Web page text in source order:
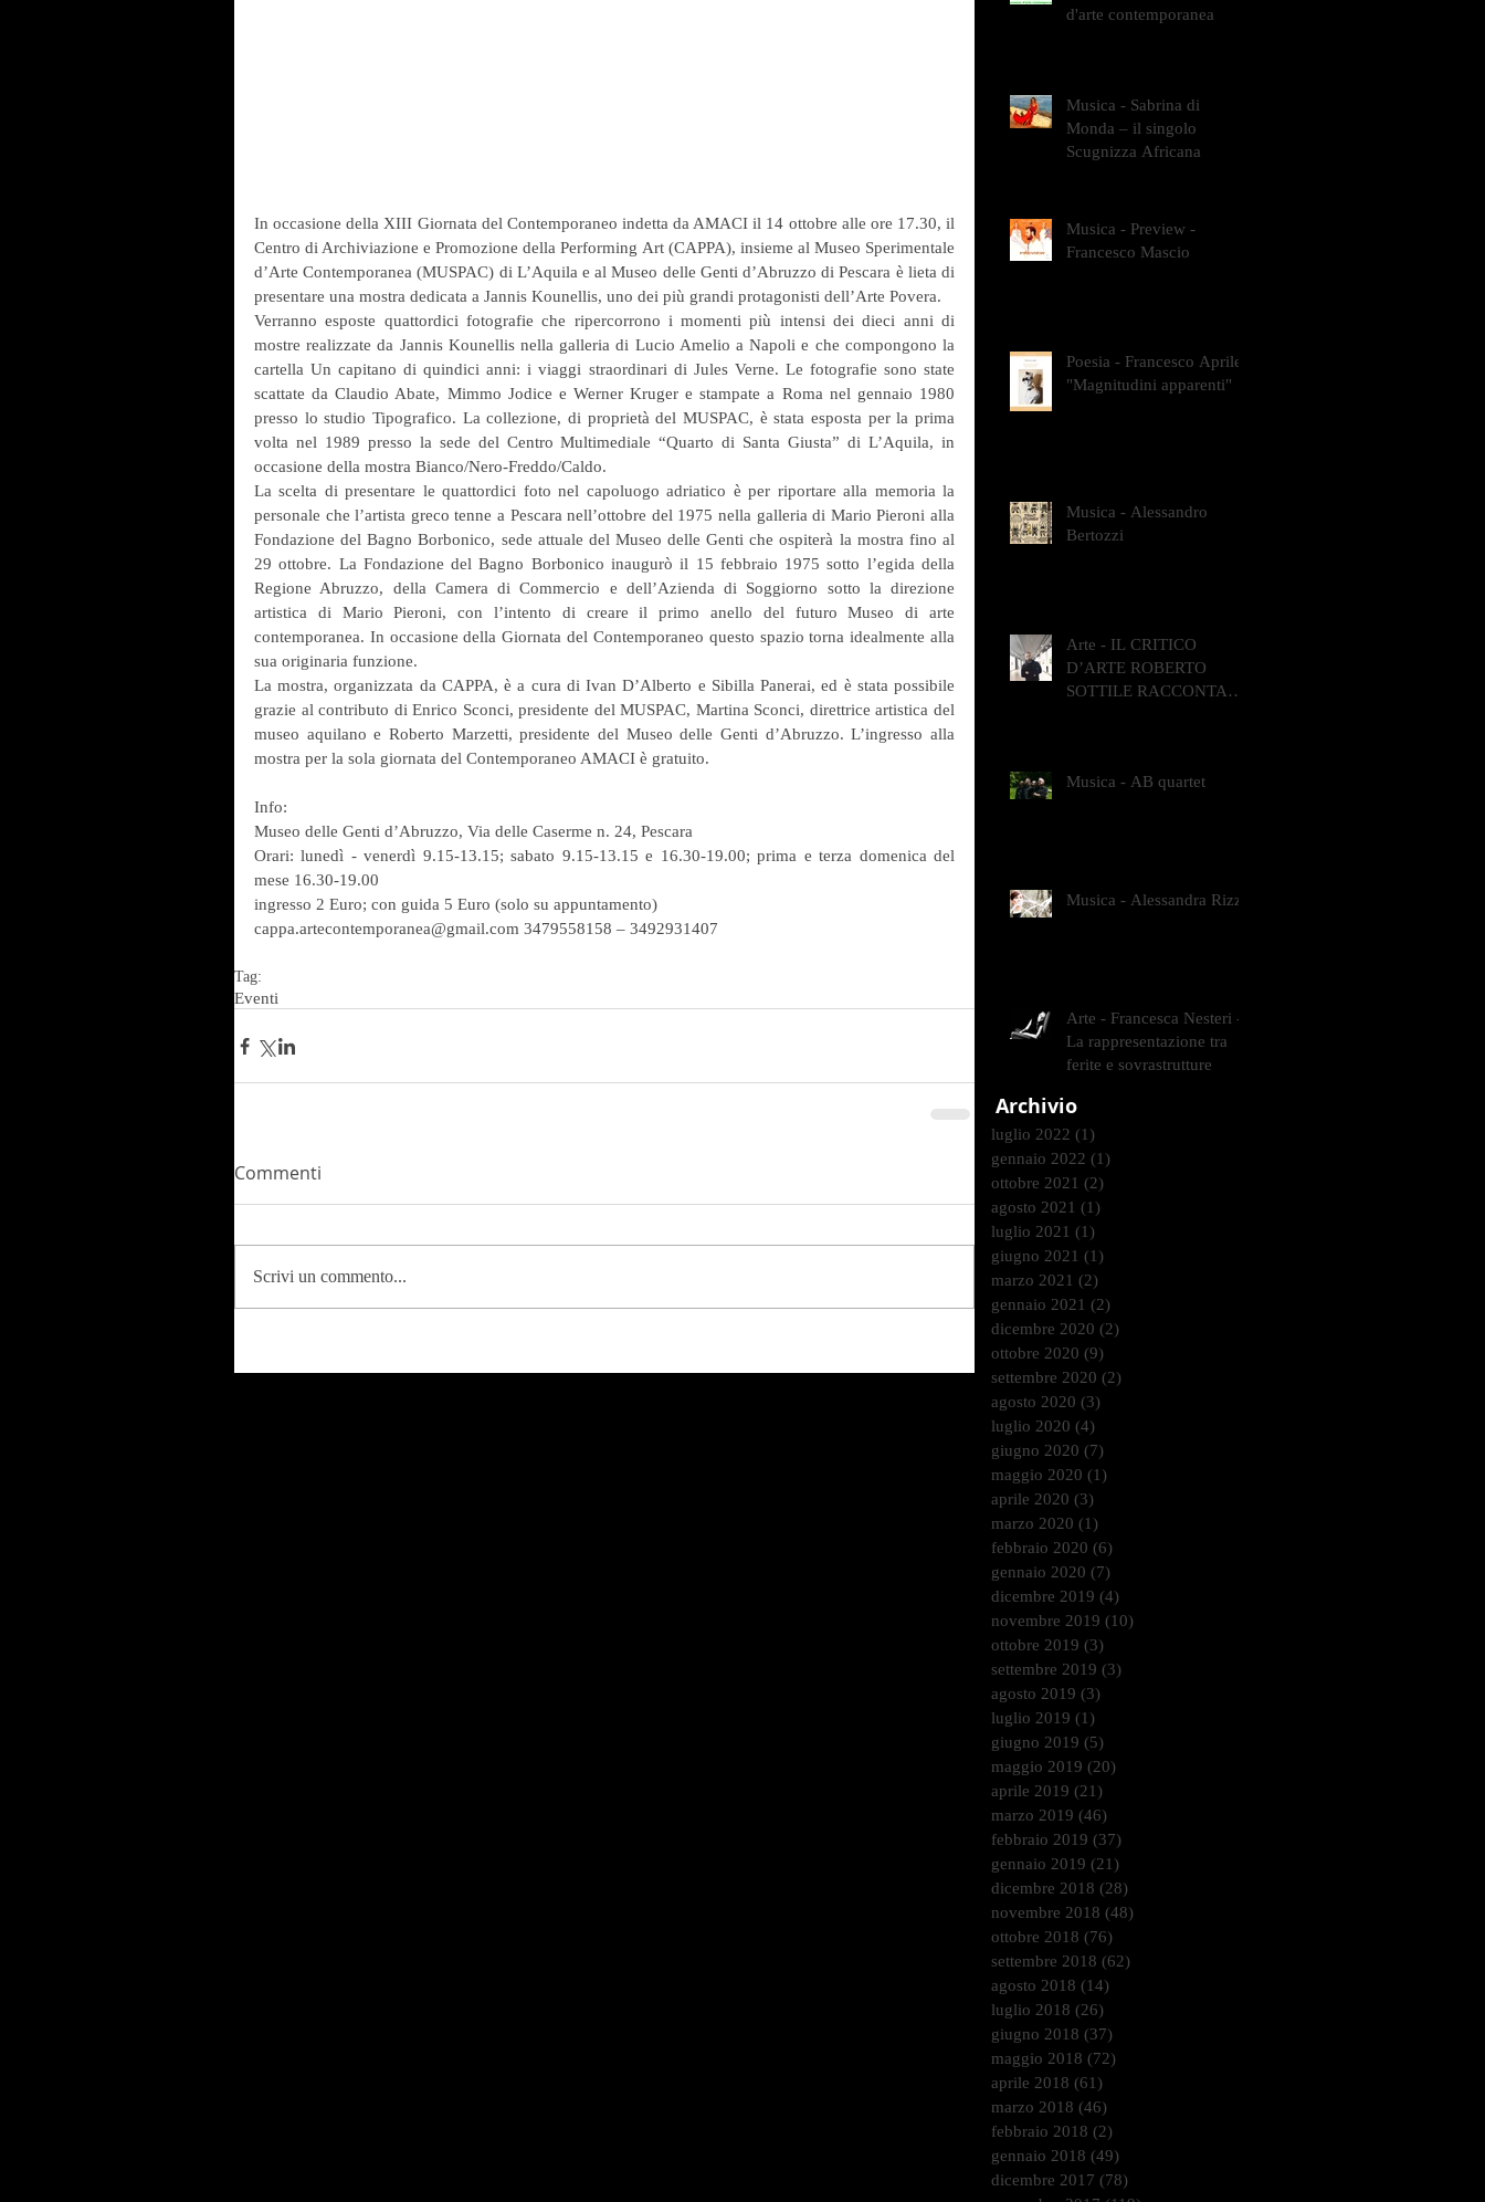
In occasione della XIII Giornata del Contemporaneo indetta da AMACI il 14 ottobre alle ore 17.30, il
Centro di Archiviazione e Promozione della Performing Art (CAPPA), insieme al Museo Sperimentale
d’Arte Contemporanea (MUSPAC) di L’Aquila e al Museo delle Genti d’Abruzzo di Pescara è lieta di
presentare una mostra dedicata a Jannis Kounellis, uno dei più grandi protagonisti dell’Arte Povera.
Verranno esposte quattordici fotografie che ripercorrono i momenti più intensi dei dieci anni di
mostre realizzate da Jannis Kounellis nella galleria di Lucio Amelio a Napoli e che compongono la
cartella Un capitano di quindici anni: i viaggi straordinari di Jules Verne. Le fotografie sono state
scattate da Claudio Abate, Mimmo Jodice e Werner Kruger e stampate a Roma nel gennaio 1980
presso lo studio Tipografico. La collezione, di proprietà del MUSPAC, è stata esposta per la prima
volta nel 1989 presso la sede del Centro Multimediale “Quarto di Santa Giusta” di L’Aquila, in
occasione della mostra Bianco/Nero-Freddo/Caldo.
La scelta di presentare le quattordici foto nel capoluogo adriatico è per riportare alla memoria la
personale che l’artista greco tenne a Pescara nell’ottobre del 1975 nella galleria di Mario Pieroni alla
Fondazione del Bagno Borbonico, sede attuale del Museo delle Genti che ospiterà la mostra fino al
29 ottobre. La Fondazione del Bagno Borbonico inaugurò il 15 febbraio 1975 sotto l’egida della
Regione Abruzzo, della Camera di Commercio e dell’Azienda di Soggiorno sotto la direzione
artistica di Mario Pieroni, con l’intento di creare il primo anello del futuro Museo di arte
contemporanea. In occasione della Giornata del Contemporaneo questo spazio torna idealmente alla
sua originaria funzione.
La mostra, organizzata da CAPPA, è a cura di Ivan D’Alberto e Sibilla Panerai, ed è stata possibile
grazie al contributo di Enrico Sconci, presidente del MUSPAC, Martina Sconci, direttrice artistica del
museo aquilano e Roberto Marzetti, presidente del Museo delle Genti d’Abruzzo. L’ingresso alla
mostra per la sola giornata del Contemporaneo AMACI è gratuito.
Info:
Museo delle Genti d’Abruzzo, Via delle Caserme n. 24, Pescara
Orari: lunedì - venerdì 9.15-13.15; sabato 9.15-13.15 e 16.30-19.00; prima e terza domenica del
mese 16.30-19.00
ingresso 2 Euro; con guida 5 Euro (solo su appuntamento)
cappa.artecontemporanea@gmail.com 3479558158 – 3492931407
Tag:
Eventi
Commenti
Scrivi un commento...
d'arte contemporanea
Musica - Sabrina di
Monda – il singolo
Scugnizza Africana
Musica - Preview -
Francesco Mascio
Poesia - Francesco Aprile -
"Magnitudini apparenti"
Musica - Alessandro
Bertozzi
Arte - IL CRITICO
D’ARTE ROBERTO
SOTTILE RACCONTA
Musica - AB quartet
Musica - Alessandra Rizzo
Arte - Francesca Nesteri -
La rappresentazione tra
ferite e sovrastrutture
Archivio
luglio 2022 (1)
gennaio 2022 (1)
ottobre 2021 (2)
agosto 2021 (1)
luglio 2021 (1)
giugno 2021 (1)
marzo 2021 (2)
gennaio 2021 (2)
dicembre 2020 (2)
ottobre 2020 (9)
settembre 2020 (2)
agosto 2020 (3)
luglio 2020 (4)
giugno 2020 (7)
maggio 2020 (1)
aprile 2020 (3)
marzo 2020 (1)
febbraio 2020 (6)
gennaio 2020 (7)
dicembre 2019 (4)
novembre 2019 (10)
ottobre 2019 (3)
settembre 2019 (3)
agosto 2019 (3)
luglio 2019 (1)
giugno 2019 (5)
maggio 2019 (20)
aprile 2019 (21)
marzo 2019 (46)
febbraio 2019 (37)
gennaio 2019 (21)
dicembre 2018 (28)
novembre 2018 (48)
ottobre 2018 (76)
settembre 2018 (62)
agosto 2018 (14)
luglio 2018 (26)
giugno 2018 (37)
maggio 2018 (72)
aprile 2018 (61)
marzo 2018 (46)
febbraio 2018 (2)
gennaio 2018 (49)
dicembre 2017 (78)